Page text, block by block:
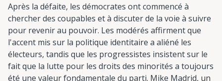
Après la défaite, les démocrates ont commencé à
chercher des coupables et à discuter de la voie à suivre
pour revenir au pouvoir. Les modérés affirment que
l'accent mis sur la politique identitaire a aliéné les
électeurs, tandis que les progressistes insistent sur le
fait que la lutte pour les droits des minorités a toujours
été une valeur fondamentale du parti. Mike Madrid, un